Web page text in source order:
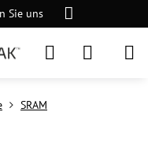
Sie uns
SRAM